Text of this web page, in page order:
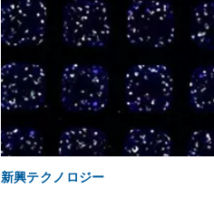
新興テクノロジー